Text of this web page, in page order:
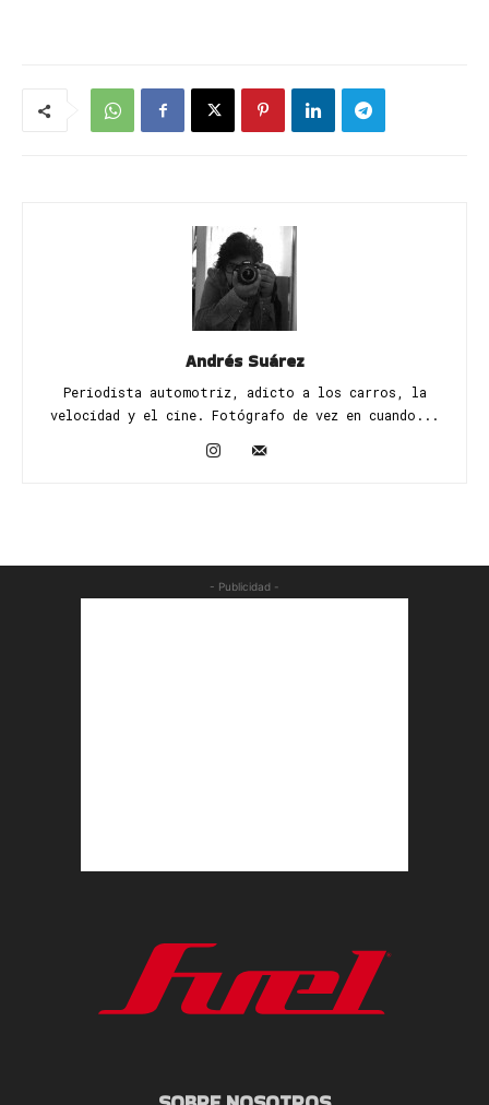
Andrés Suárez
Periodista automotriz, adicto a los carros, la
velocidad y el cine. Fotógrafo de vez en cuando...
- Publicidad -